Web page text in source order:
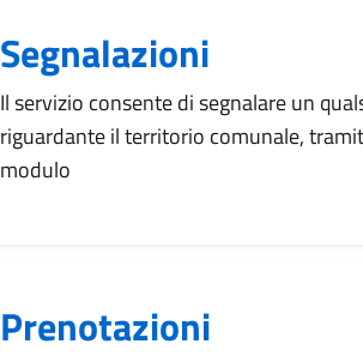
Segnalazioni
Il servizio consente di segnalare un
riguardante il territorio comunale,
modulo
Prenotazioni